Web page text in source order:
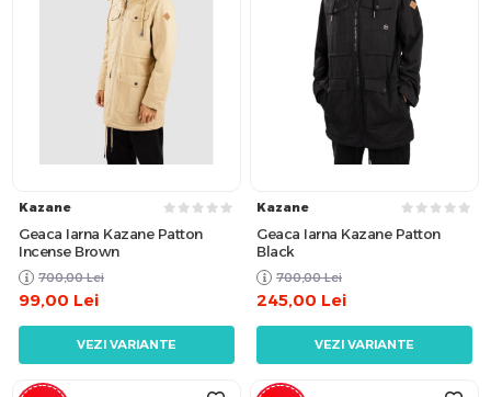
Kazane
Geaca Iarna Kazane Patton
Incense Brown
700,00 Lei
99,00 Lei
VEZI VARIANTE
Kazane
Geaca Iarna Kazane Patton
Black
700,00 Lei
245,00 Lei
VEZI VARIANTE